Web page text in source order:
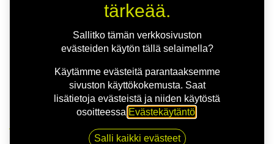
165/65R15 81T KUMHO SOLUS HA32 XL
tärkeää.
Sallitko tämän verkkosivuston
evästeiden käytön tällä selaimella?
Käytämme evästeitä parantaaksemme
sivuston käyttökokemusta. Saat
lisätietoja evästeistä ja niiden käytöstä
osoitteessa Evästekäytäntö
Salli kaikki evästeet